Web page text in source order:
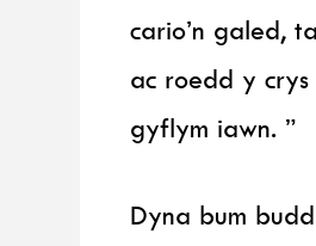
cario’n galed,
ac roedd y
gyflym iawn. ”
Dyna bum